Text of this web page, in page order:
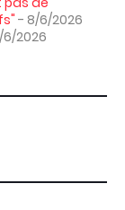
- 8/6/2026
2026